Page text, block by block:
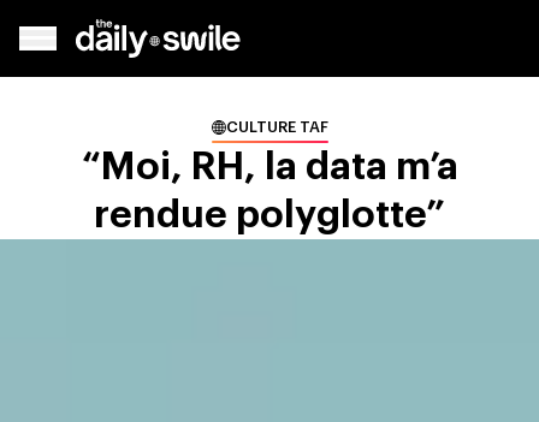
CULTURE TAF
“Moi, RH, la data m’a
rendue polyglotte”